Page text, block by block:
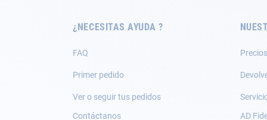
¿NECESITAS AYUDA ?
FAQ
Primer pedido
Ver o seguir tus pedidos
Contáctanos
AD